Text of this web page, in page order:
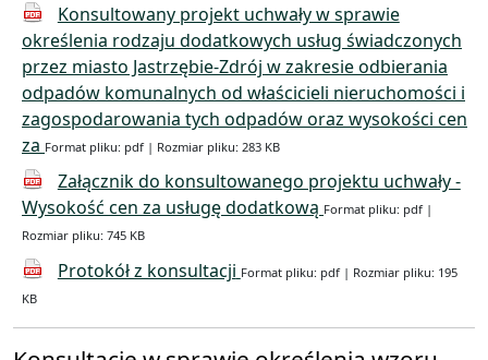
Konsultowany projekt uchwały w sprawie
określenia rodzaju dodatkowych usług świadczonych
przez miasto Jastrzębie-Zdrój w zakresie odbierania
odpadów komunalnych od właścicieli nieruchomości i
zagospodarowania tych odpadów oraz wysokości cen
za Format pliku: pdf | Rozmiar pliku: 283 KB
Załącznik do konsultowanego projektu uchwały -
Wysokość cen za usługę dodatkową Format pliku: pdf |
Rozmiar pliku: 745 KB
Protokół z konsultacji Format pliku: pdf | Rozmiar pliku: 195
KB